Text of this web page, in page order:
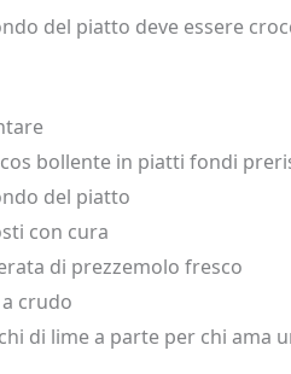
del piatto deve essere
bollente in piatti fondi
del piatto
con cura
di prezzemolo fresco
a crudo
di lime a parte per chi ama